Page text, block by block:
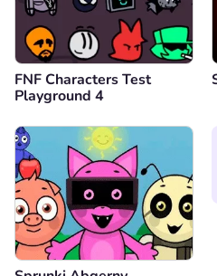
FNF Characters Test
Playground 4